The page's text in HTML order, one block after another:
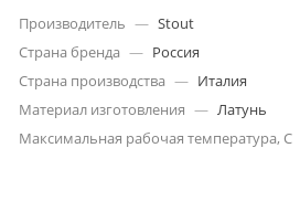
Производитель — Stout
Страна бренда — Россия
Страна производства — Италия
Материал изготовления — Латунь
Максимальная рабочая температура, С